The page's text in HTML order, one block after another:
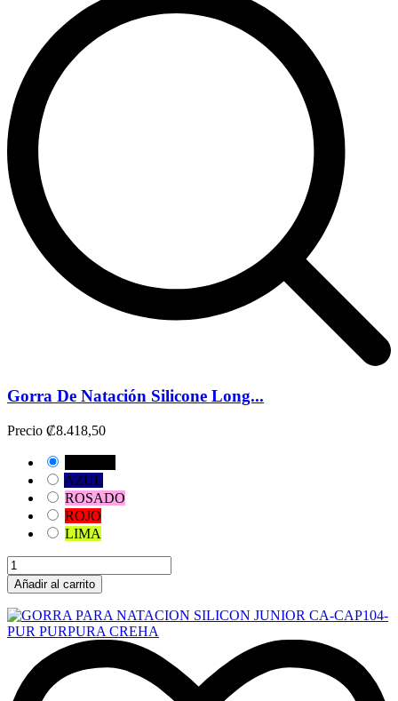
Gorra De Natación Silicone Long...
Precio ₡8.418,50
AZUL
ROSADO
ROJO
LIMA
Añadir al carrito